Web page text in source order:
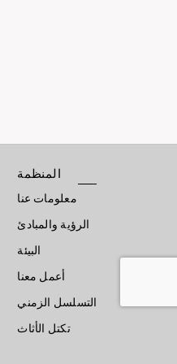
المنظمة
معلومات عنا
الرؤية والمبادئ
البيئة
أعمل معنا
التسلسل الزمني
تكتل الأثاث